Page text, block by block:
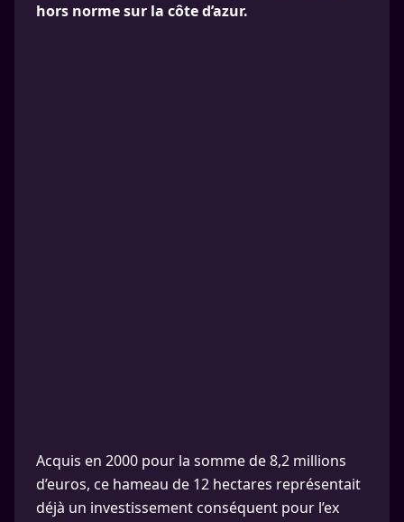
hors norme sur la côte d’azur.
Acquis en 2000 pour la somme de 8,2 millions
d’euros, ce hameau de 12 hectares représentait
déjà un investissement conséquent pour l’ex